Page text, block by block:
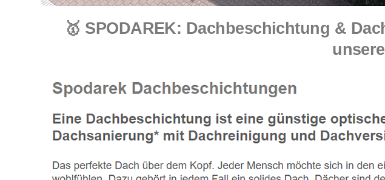
🥇 SPODAREK: Dachbeschichtung &